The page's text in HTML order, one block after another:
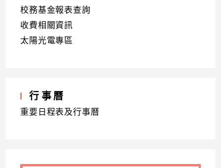
校務基金報表查詢
收費相關資訊
太陽光電專區
行事曆
重要日程表及行事曆